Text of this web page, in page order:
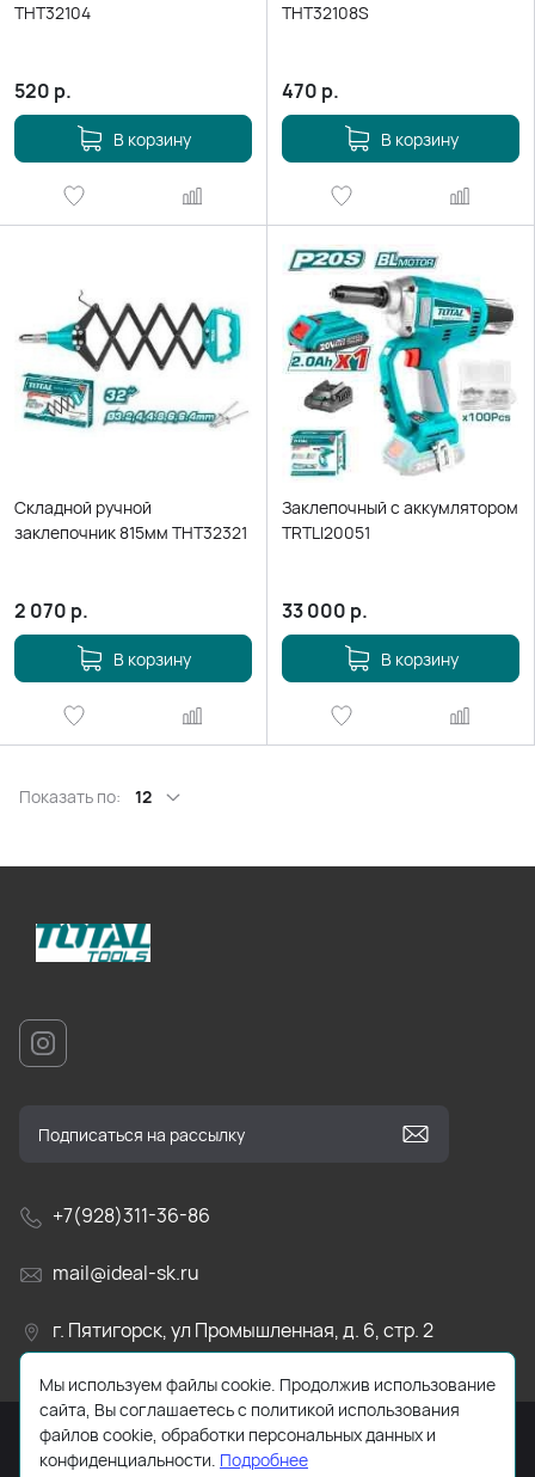
THT32104
520 р.
В корзину
THT32108S
470 р.
В корзину
Складной ручной
заклепочник 815мм THT32321
2 070 р.
В корзину
Заклепочный с аккумлятором
TRTLI20051
33 000 р.
В корзину
Показать по: 12
+7(928)311-36-86
mail@ideal-sk.ru
г. Пятигорск, ул Промышленная, д. 6, стр. 2
Разработано вEventus
Мы используем файлы cookie. Продолжив использование
сайта, Вы соглашаетесь с политикой использования
файлов cookie, обработки персональных данных и
конфиденциальности. Подробнее